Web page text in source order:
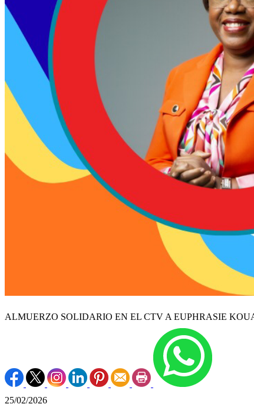
ALMUERZO SOLIDARIO EN EL CTV A EUPHRASIE
25/02/2026